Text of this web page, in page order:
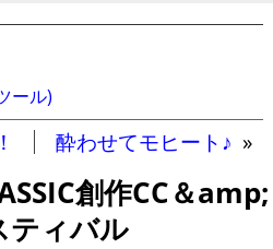
ール)
酔わせてモヒート♪ »
創作CC＆amp;
ティバル